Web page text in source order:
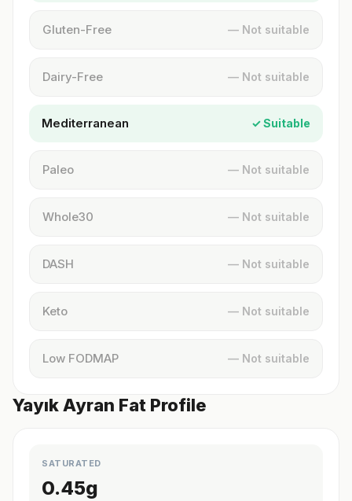
Gluten-Free — Not suitable
Dairy-Free — Not suitable
Mediterranean ✓ Suitable
Paleo — Not suitable
Whole30 — Not suitable
DASH — Not suitable
Keto — Not suitable
Low FODMAP — Not suitable
Yayık Ayran Fat Profile
SATURATED
0.45g